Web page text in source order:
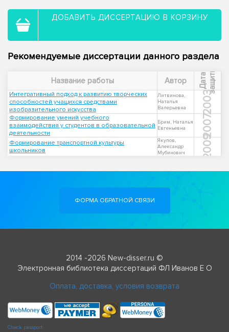
ДОБАВИТЬ ДИССЕРТАЦИЮ В КОРЗИНУ
Рекомендуемые диссертации данного раздела
Название работы Автор Д
а
т
а
з
а
щ
и
т ы
Интегративный подход к развитию творческих
способностей учащихся средствами
изобразительного искусства
Литвинова,
Наталья
Валерьевна
2003
Формирование умений учебного
взаимодействия у студентов в образовательной
деятельности
Брим, Наталья
Евгеньевна
2007
Формирование транспортной культуры
школьников
Якупов,
Александр
Мубинович
2009
ФОРМА ОБРАТНОЙ СВЯЗИ
2014 -2026 New-disser.ru ©
Электронная библиотека диссертаций ФЛ Иванов Е О
Оплата, доставка, условия возврата
Check passport